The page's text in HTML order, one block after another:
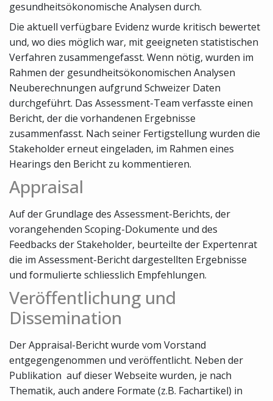
gesundheitsökonomische Analysen durch.
Die aktuell verfügbare Evidenz wurde kritisch bewertet
und, wo dies möglich war, mit geeigneten statistischen
Verfahren zusammengefasst. Wenn nötig, wurden im
Rahmen der gesundheitsökonomischen Analysen
Neuberechnungen aufgrund Schweizer Daten
durchgeführt. Das Assessment-Team verfasste einen
Bericht, der die vorhandenen Ergebnisse
zusammenfasst. Nach seiner Fertigstellung wurden die
Stakeholder erneut eingeladen, im Rahmen eines
Hearings den Bericht zu kommentieren.
Appraisal
Auf der Grundlage des Assessment-Berichts, der
vorangehenden Scoping-Dokumente und des
Feedbacks der Stakeholder, beurteilte der Expertenrat
die im Assessment-Bericht dargestellten Ergebnisse
und formulierte schliesslich Empfehlungen.
Veröffentlichung und
Dissemination
Der Appraisal-Bericht wurde vom Vorstand
entgegengenommen und veröffentlicht. Neben der
Publikation auf dieser Webseite wurden, je nach
Thematik, auch andere Formate (z.B. Fachartikel) in